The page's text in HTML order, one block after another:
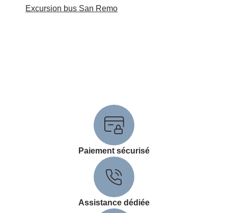
Excursion bus San Remo
Paiement sécurisé
Assistance dédiée